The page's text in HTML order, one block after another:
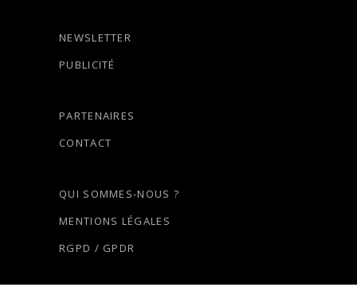
NEWSLETTER
PUBLICITÉ
PARTENAIRES
CONTACT
QUI SOMMES-NOUS ?
MENTIONS LÉGALES
RGPD / GPDR